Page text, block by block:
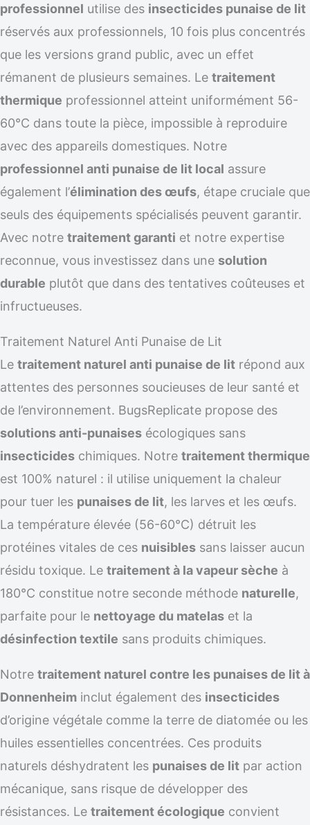
professionnel utilise des insecticides punaise de lit
réservés aux professionnels, 10 fois plus concentrés
que les versions grand public, avec un effet
rémanent de plusieurs semaines. Le traitement
thermique professionnel atteint uniformément 56-
60°C dans toute la pièce, impossible à reproduire
avec des appareils domestiques. Notre
professionnel anti punaise de lit local assure
également l’élimination des œufs, étape cruciale que
seuls des équipements spécialisés peuvent garantir.
Avec notre traitement garanti et notre expertise
reconnue, vous investissez dans une solution
durable plutôt que dans des tentatives coûteuses et
infructueuses.
Traitement Naturel Anti Punaise de Lit
Le traitement naturel anti punaise de lit répond aux
attentes des personnes soucieuses de leur santé et
de l’environnement. BugsReplicate propose des
solutions anti-punaises écologiques sans
insecticides chimiques. Notre traitement thermique
est 100% naturel : il utilise uniquement la chaleur
pour tuer les punaises de lit, les larves et les œufs.
La température élevée (56-60°C) détruit les
protéines vitales de ces nuisibles sans laisser aucun
résidu toxique. Le traitement à la vapeur sèche à
180°C constitue notre seconde méthode naturelle,
parfaite pour le nettoyage du matelas et la
désinfection textile sans produits chimiques.
Notre traitement naturel contre les punaises de lit à
Donnenheim inclut également des insecticides
d’origine végétale comme la terre de diatomée ou les
huiles essentielles concentrées. Ces produits
naturels déshydratent les punaises de lit par action
mécanique, sans risque de développer des
résistances. Le traitement écologique convient